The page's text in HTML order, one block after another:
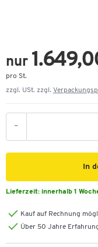
nur
pro St.
zzgl. USt. zzgl.
-
In
Lieferzeit: innerhalb 1
Kauf auf Rechnung
Über 50 Jahre